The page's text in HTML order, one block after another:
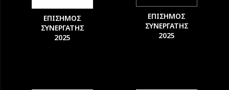
ΕΠΙΣΗΜΟΣ
ΣΥΝΕΡΓΑΤΗΣ
2025
ΕΠΙΣΗΜΟΣ
ΣΥΝΕΡΓΑΤΗΣ
2025